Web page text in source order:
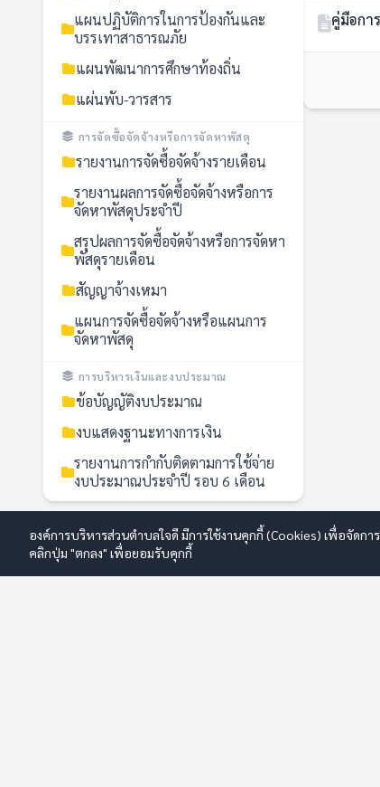
แผนปฏิบัติการในการป้องกันและ
บรรเทาสาธารณภัย
แผนพัฒนาการศึกษาท้องถิ่น
แผ่นพับ-วารสาร
การจัดซื้อจัดจ้างหรือการจัดหาพัสดุ
รายงานการจัดซื้อจัดจ้างรายเดือน
รายงานผลการจัดซื้อจัดจ้างหรือการ
จัดหาพัสดุประจำปี
สรุปผลการจัดซื้อจัดจ้างหรือการจัดหา
พัสดุรายเดือน
สัญญาจ้างเหมา
แผนการจัดซื้อจัดจ้างหรือแผนการ
จัดหาพัสดุ
การบริหารเงินและงบประมาณ
ข้อบัญญัติงบประมาณ
งบแสดงฐานะทางการเงิน
รายงานการกำกับติดตามการใช้จ่าย
งบประมาณประจำปี รอบ 6 เดือน
รายงานประมาณการรายรับประจำปี
รายงานผลการใช้จ่ายงบประมาณ
ประจำปี
คู่มือกา
องค์การบริหารส่วนตำบลใจดี มีการใช้งานคุกกี้ (Cookies) เพื่อจัดก
คลิกปุ่ม "ตกลง" เพื่อยอมรับคุกกี้